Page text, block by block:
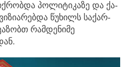
პო­ლი­ტი­კა­ზე და ქა­
წუ­ხილს სა­ქარ­
რამდენიმე